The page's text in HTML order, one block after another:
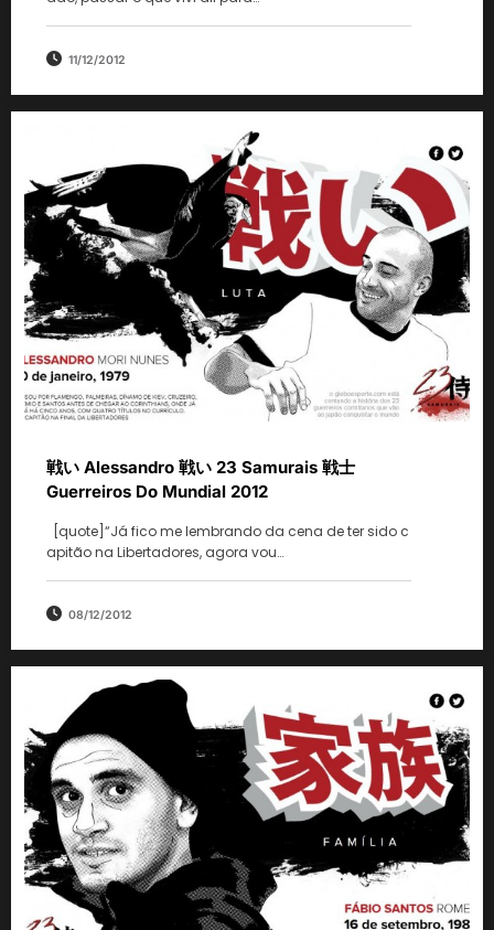
11/12/2012
戦い Alessandro 戦い 23 Samurais 戦士
Guerreiros Do Mundial 2012
[quote]“Já fico me lembrando da cena de ter sido c
apitão na Libertadores, agora vou…
08/12/2012